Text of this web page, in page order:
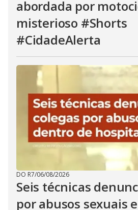
abordada por
misterioso #Shorts
#CidadeAlerta
DO R7/06/08/2026
Seis técnicas
por abusos sexuais